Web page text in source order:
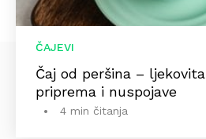
ČAJEVI
Čaj od peršina –
priprema i nuspojave
4 min čitanja